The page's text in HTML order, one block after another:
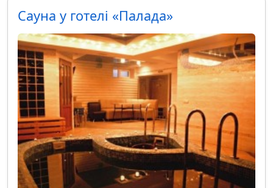
Сауна у готелі «Палада»